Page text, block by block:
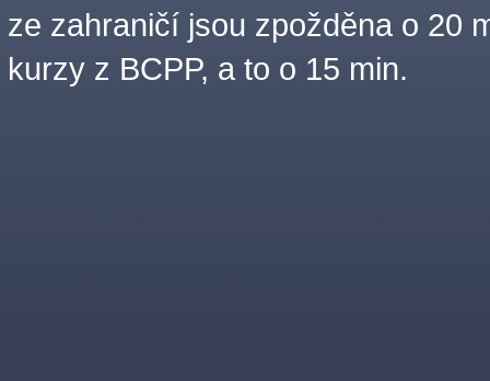
ze zahraničí jsou zpožděna o 20
kurzy z BCPP, a to o 15 min.